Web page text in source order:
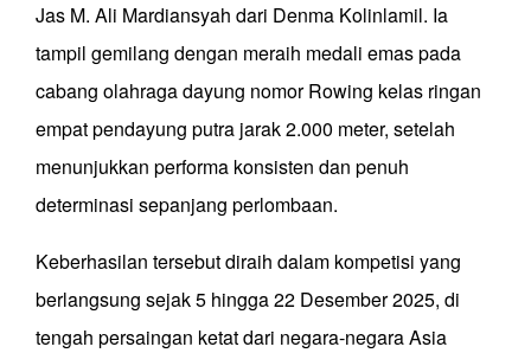
Jas M. Ali Mardiansyah dari Denma Kolinlamil. Ia
tampil gemilang dengan meraih medali emas pada
cabang olahraga dayung nomor Rowing kelas ringan
empat pendayung putra jarak 2.000 meter, setelah
menunjukkan performa konsisten dan penuh
determinasi sepanjang perlombaan.
Keberhasilan tersebut diraih dalam kompetisi yang
berlangsung sejak 5 hingga 22 Desember 2025, di
tengah persaingan ketat dari negara-negara Asia